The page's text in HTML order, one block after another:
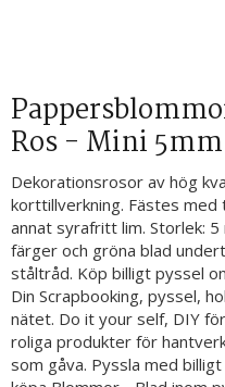
Ros - Mini
Dekorationsrosor av hög
korttillverkning. Fästes med
annat syrafritt lim. Storlek: 5
färger och gröna blad
ståltråd. Köp billigt pyssel
Din Scrapbooking, pyssel,
nätet. Do it your self, DIY
roliga produkter för
som gåva. Pyssla med